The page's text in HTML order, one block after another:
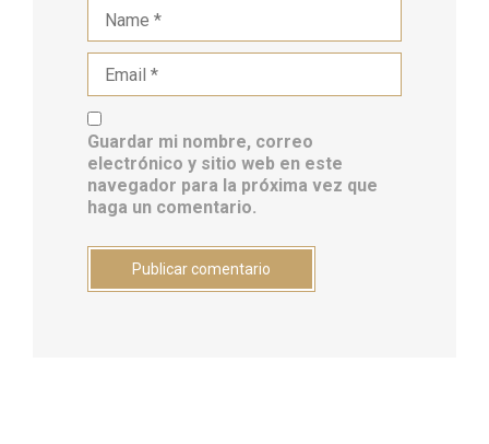
Guardar mi nombre, correo
electrónico y sitio web en este
navegador para la próxima vez que
haga un comentario.